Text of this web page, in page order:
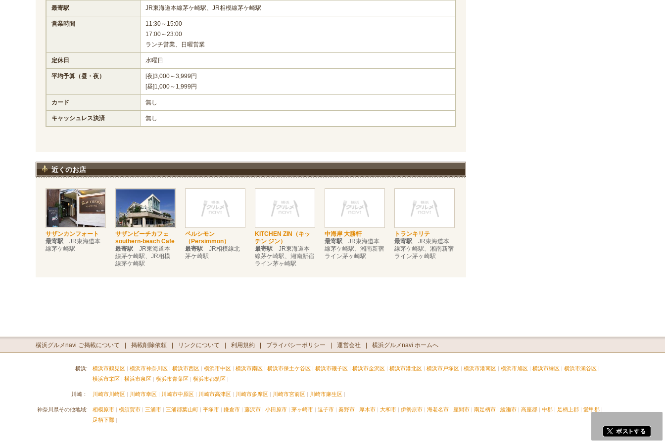
最寄駅 JR東海道本線茅ケ崎駅、JR相模線茅ケ崎駅
営業時間
11:30～15:00
17:00～23:00
ランチ営業、日曜営業
定休日 水曜日
平均予算（昼・夜）
[夜]3,000～3,999円
[昼]1,000～1,999円
カード 無し
キャッシュレス決済 無し
近くのお店
サザンカンフォート
最寄駅 JR東海道本
線茅ケ崎駅
サザンビーチカフェ
southern-beach Cafe
最寄駅 JR東海道本
線茅ケ崎駅、JR相模
線茅ケ崎駅
ペルシモン
（Persimmon）
最寄駅 JR相模線北
茅ケ崎駅
KITCHEN ZIN（キッ
チン ジン）
最寄駅 JR東海道本
線茅ケ崎駅、湘南新宿
ライン茅ヶ崎駅
中海岸 大勝軒
最寄駅 JR東海道本
線茅ケ崎駅、湘南新宿
ライン茅ヶ崎駅
トランキリテ
最寄駅 JR東海道本
線茅ケ崎駅、湘南新宿
ライン茅ヶ崎駅
横浜グルメnavi ご掲載について 掲載削除依頼 リンクについて 利用規約 プライバシーポリシー 運営会社 横浜グルメnavi ホームへ
横浜: 横浜市鶴見区 横浜市神奈川区 横浜市西区 横浜市中区 横浜市南区 横浜市保土ケ谷区 横浜市磯子区 横浜市金沢区 横浜市港北区 横浜市戸塚区 横浜市港南区 横浜市旭区 横浜市緑区
横浜市瀬谷区
横浜市栄区
横浜市泉区 横浜市青葉区 横浜市都筑区
川崎： 川崎市川崎区 川崎市幸区 川崎市中原区 川崎市高津区 川崎市多摩区 川崎市宮前区 川崎市麻生区
神奈川県その他地域: 相模原市 横須賀市 三浦市 三浦郡葉山町 平塚市 鎌倉市 藤沢市 小田原市 茅ヶ崎市 逗子市 秦野市 厚木市 大和市 伊勢原市 海老名市 座間市 南足柄市 綾瀬市 高座郡 中郡 足柄上郡
愛甲郡
足柄下郡